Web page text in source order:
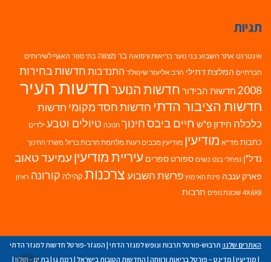
תגיות
אינטרנט אתר השבוע בני נוער בריאות ורפואה בר מצווה בתי ספר האגף לשירותים
חברתיים המלצת דתילי הרב אליעזר שינוולד התנדבות חדשות בחירות
2008 חדשות הבידור חדשות הנוערחדשות העיר
חדשות הציבור הדתי חדשות חסד מקומי חדשות
כלכלה חידון פ"ש חיים ביבסחינוך חנוכה טיולים וטבע ילדים
כתבות מד"א מודיעין מודיעין מכבים רעות מלחמת חרבות ברזל משרד החינוך
נדל"ן נפתלי בנט נשים ספורט ספרים עיריית מודיעין עמיעד טאוב
פארק ענבה פינת האימוץ פרשת השבועצרכנות קהילה קורונה ראיון
4X6X8 שכונת נופים תרבות
האתרים שלנו: תרבוש-פורטל תרבות ונופש למגזר הדתי | המגזר-פורטל חדשות למגזר הדתי
| מודיעין | מדינט – פורטל בריאות ורווחה | החדשות הטובות בישראל | רמת גן | בת ים - חולון|